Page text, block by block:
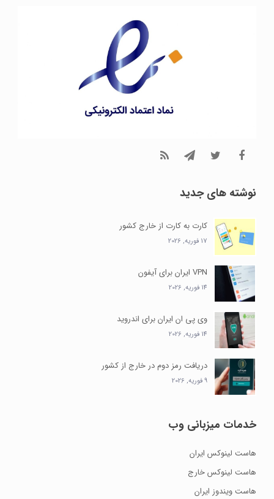
نوشته های جدید
کارت به کارت از خارج کشور
17 فوریه, 2026
VPN ایران برای آیفون
14 فوریه, 2026
وی پی ان ایران برای اندروید
14 فوریه, 2026
دریافت رمز دوم در خارج از کشور
9 فوریه, 2026
خدمات میزبانی وب
هاست لینوکس ایران
هاست لینوکس خارج
هاست ویندوز ایران